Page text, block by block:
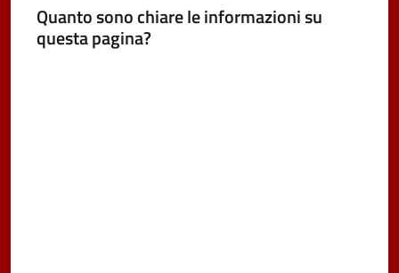
Amministrazione
Quanto sono chiare le informazioni su
questa pagina?